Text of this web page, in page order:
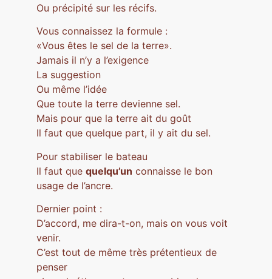
Ou précipité sur les récifs.
Vous connaissez la formule :
«Vous êtes le sel de la terre».
Jamais il n’y a l’exigence
La suggestion
Ou même l’idée
Que toute la terre devienne sel.
Mais pour que la terre ait du goût
Il faut que quelque part, il y ait du sel.
Pour stabiliser le bateau
Il faut que quelqu’un connaisse le bon
usage de l’ancre.
Dernier point :
D’accord, me dira-t-on, mais on vous voit
venir.
C’est tout de même très prétentieux de
penser